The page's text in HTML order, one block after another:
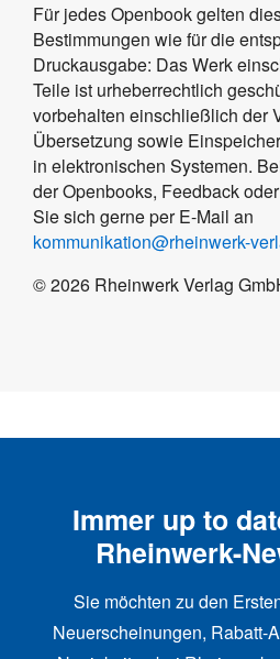
Für jedes Openbook gelten
Bestimmungen wie für die
Druckausgabe: Das Werk
Teile ist urheberrechtlich
vorbehalten einschließlich der
Übersetzung sowie
in elektronischen Systemen.
der Openbooks, Feedback
Sie sich gerne per E-Mail an
kommunikation@rheinwerk-
©2026 Rheinwerk Verlag
Immer up to
Rheinwerk-
Sie möchten zu den
Neuerscheinungen, Rabatt-